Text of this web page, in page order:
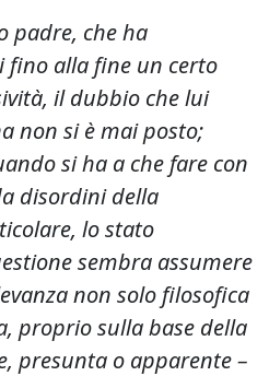
padre, che ha
fino alla fine un certo
il dubbio che lui
non si è mai posto;
si ha a che fare con
disordini della
lo stato
sembra assumere
non solo filosofica
proprio sulla base della
presunta o apparente –